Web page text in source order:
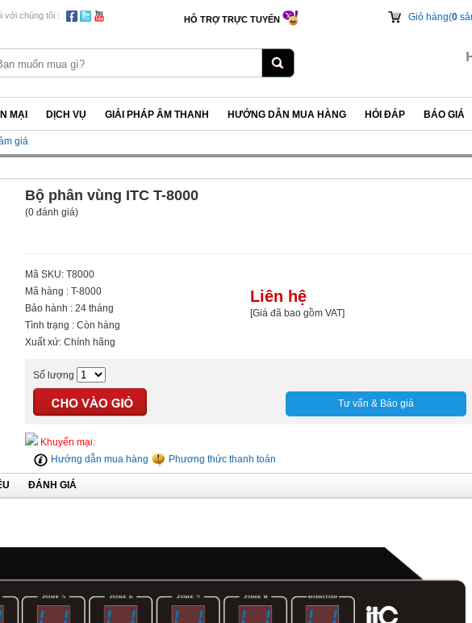
với chúng tôi : HỖ TRỢ TRỰC TUYẾN Giỏ hàng(0
MẠI DỊCH VỤ GIẢI PHÁP ÂM THANH HƯỚNG DẪN MUA HÀNG HỎI ĐÁP BÁO GIÁ
giá
Bộ phân vùng ITC T-8000
(0 đánh giá)
Mã SKU: T8000
Mã hàng : T-8000
Bảo hành : 24 tháng
Tình trạng : Còn hàng
Xuất xứ: Chính hãng
Liên hệ
[Giá đã bao gồm VAT]
Số lượng
Tư vấn & Báo giá
Khuyến mại:
Hướng dẫn mua hàng
Phương thức thanh toán
ĐÁNH GIÁ